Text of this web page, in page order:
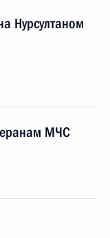
Нурсултаном
МЧС